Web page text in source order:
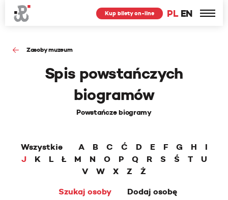
PL EN
Kup bilety on-line
Zasoby muzeum
Spis powstańczych
biogramów
Powstańcze biogramy
Wszystkie A B C Ć D E F G H
I
J
K L Ł M N O P Q R S Ś T
U
V
W X Z
Ż
Szukaj osoby
Dodaj osobę